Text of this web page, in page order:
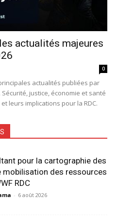
actualités majeures
0
actualités publiées par
justice, économie et santé
leurs implications pour la RDC.
pour la cartographie des
des ressources
RDC
- 6 août 2026